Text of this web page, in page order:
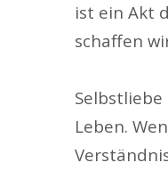
ist ein Akt
schaffen
Leben.